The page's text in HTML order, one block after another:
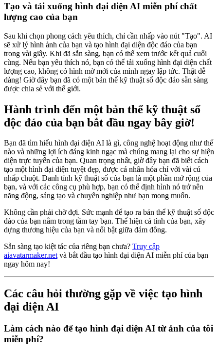
Tạo và tải xuống hình đại diện AI miễn phí chất
lượng cao của bạn
Sau khi chọn phong cách yêu thích, chỉ cần nhấp vào nút "Tạo". AI
sẽ xử lý hình ảnh của bạn và tạo hình đại diện độc đáo của bạn
trong vài giây. Khi đã sẵn sàng, bạn có thể xem trước kết quả cuối
cùng. Nếu bạn yêu thích nó, bạn có thể tải xuống hình đại diện chất
lượng cao, không có hình mờ mới của mình ngay lập tức. Thật dễ
dàng! Giờ đây bạn đã có một bản thể kỹ thuật số độc đáo sẵn sàng
được chia sẻ với thế giới.
Hành trình đến một bản thể kỹ thuật số
độc đáo của bạn bắt đầu ngay bây giờ!
Bạn đã tìm hiểu hình đại diện AI là gì, công nghệ hoạt động như thế
nào và những lợi ích đáng kinh ngạc mà chúng mang lại cho sự hiện
diện trực tuyến của bạn. Quan trọng nhất, giờ đây bạn đã biết cách
tạo một hình đại diện tuyệt đẹp, được cá nhân hóa chỉ với vài cú
nhấp chuột. Danh tính kỹ thuật số của bạn là một phần mở rộng của
bạn, và với các công cụ phù hợp, bạn có thể định hình nó trở nên
năng động, sáng tạo và chuyên nghiệp như bạn mong muốn.
Không cần phải chờ đợi. Sức mạnh để tạo ra bản thể kỹ thuật số độc
đáo của bạn nằm trong tầm tay bạn. Thể hiện cá tính của bạn, xây
dựng thương hiệu của bạn và nổi bật giữa đám đông.
Sẵn sàng tạo kiệt tác của riêng bạn chưa? Truy cập
aiavatarmaker.netvà bắt đầu tạo hình đại diện AI miễn phí của bạn
ngay hôm nay!
Các câu hỏi thường gặp về việc tạo hình
đại diện AI
Làm cách nào để tạo hình đại diện AI từ ảnh của tôi
miễn phí?